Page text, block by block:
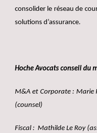
consolider le réseau de
solutions d’assurance.
Hoche Avocats conseil du
M&A et Corporate : Marie
(counsel)
Fiscal : Mathilde Le Roy